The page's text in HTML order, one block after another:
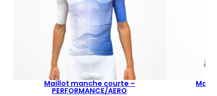
Maillot manche courte –
PERFORMANCE/AERO